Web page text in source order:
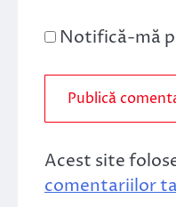
Notifică-mă
Acest site
comentariilor